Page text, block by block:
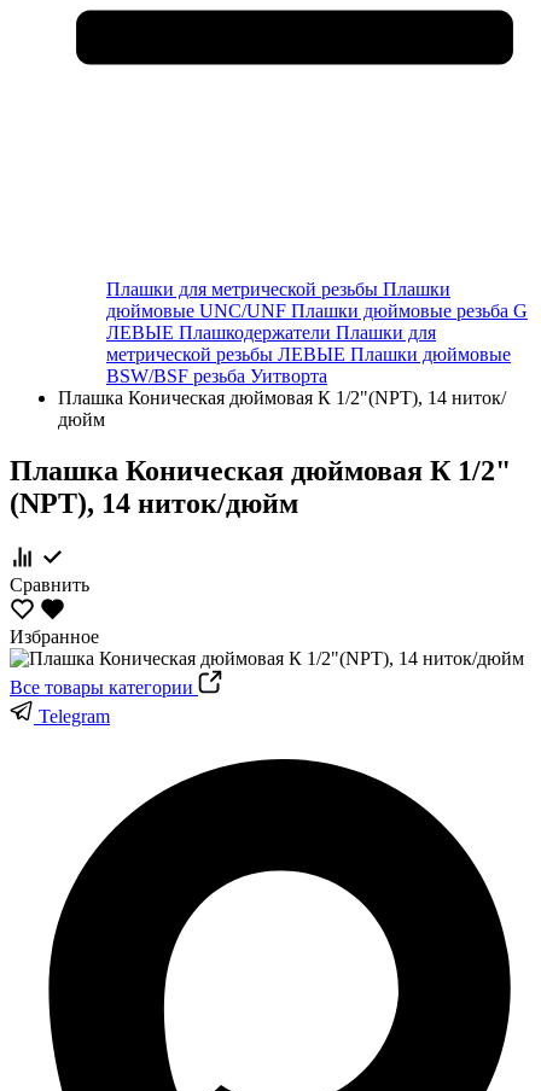
Плашки для метрической резьбы Плашки
дюймовые UNC/UNF Плашки дюймовые резьба G
ЛЕВЫЕ Плашкодержатели Плашки для
метрической резьбы ЛЕВЫЕ Плашки дюймовые
BSW/BSF резьба Уитворта
Плашка Коническая дюймовая К 1/2"(NPT), 14 ниток/
дюйм
Плашка Коническая дюймовая К 1/2"
(NPT), 14 ниток/дюйм
Сравнить
Избранное
Все товары категории
Telegram